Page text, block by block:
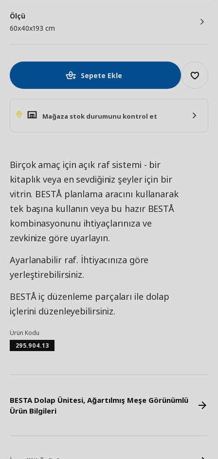
Ölçü
60x40x193 cm
Sepete Ekle
Mağaza stok durumunu kontrol et
Birçok amaç için açık raf sistemi - bir
kitaplık veya en sevdiğiniz şeyler için bir
vitrin. BESTÅ planlama aracını kullanarak
tek başına kullanın veya bu hazır BESTÅ
kombinasyonunu ihtiyaçlarınıza ve
zevkinize göre uyarlayın.
Ayarlanabilir raf. İhtiyacınıza göre
yerleştirebilirsiniz.
BESTÅ iç düzenleme parçaları ile dolap
içlerini düzenleyebilirsiniz.
Ürün Kodu
295.904.13
BESTA Dolap Ünitesi, Ağartılmış Meşe Görünümlü
Ürün Bilgileri